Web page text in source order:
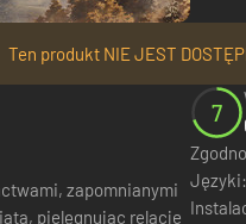
Ten produkt NIE JEST
zapomnianymi
7
Języki: